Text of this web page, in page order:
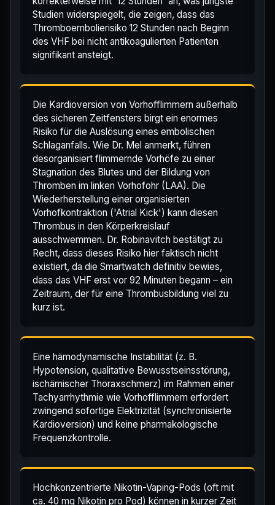
Studien widerspiegelt, die zeigen, dass das
Thromboembolierisiko 12 Stunden nach Beginn
des VHF bei nicht antikoagulierten Patienten
signifikant ansteigt.
Die Kardioversion von Vorhofflimmern außerhalb
des sicheren Zeitfensters birgt ein enormes
Risiko für die Auslösung eines embolischen
Schlaganfalls. Wie Dr. Mel anmerkt, führen
desorganisiert flimmernde Vorhöfe zu einer
Stagnation des Blutes und der Bildung von
Thromben im linken Vorhofohr (LAA). Die
Wiederherstellung einer organisierten
Vorhofkontraktion ('Atrial Kick') kann diesen
Thrombus in den Körperkreislauf
ausschwemmen. Dr. Robinavitch bestätigt zu
Recht, dass dieses Risiko hier faktisch nicht
existiert, da die Smartwatch definitiv bewies,
dass das VHF erst vor 92 Minuten begann – ein
Zeitraum, der für eine Thrombusbildung viel zu
kurz ist.
Eine hämodynamische Instabilität (z. B.
Hypotension, qualitative Bewusstseinsstörung,
ischämischer Thoraxschmerz) im Rahmen einer
Tachyarrhythmie wie Vorhofflimmern erfordert
zwingend sofortige Elektrizität (synchronisierte
Kardioversion) und keine pharmakologische
Frequenzkontrolle.
Hochkonzentrierte Nikotin-Vaping-Pods (oft mit
ca. 40 mg Nikotin pro Pod) können in kurzer Zeit